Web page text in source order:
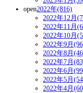
open2022年(816)
2022年12月
2022年11月
2022年10月
2022年9月
2022年8月
2022年7月
2022年6月
2022年5月
2022年4月